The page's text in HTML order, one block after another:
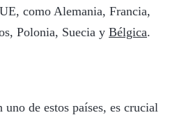
como Alemania, Francia,
Polonia, Suecia y Bélgica.
uno de estos países, es crucial